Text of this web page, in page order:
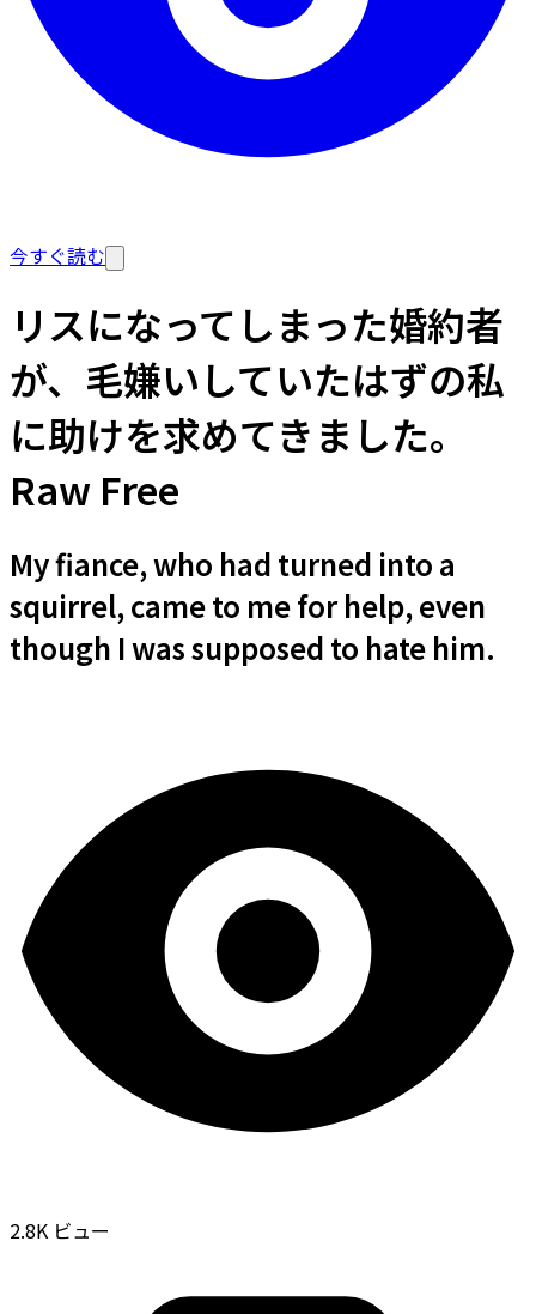
今すぐ読む
リスになってしまった婚約者
が、毛嫌いしていたはずの私
に助けを求めてきました。
Raw Free
My fiance, who had turned into a
squirrel, came to me for help, even
though I was supposed to hate him.
2.8K ビュー